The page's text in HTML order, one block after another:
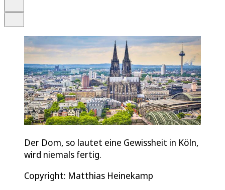
Der Dom, so lautet eine Gewissheit in Köln,
wird niemals fertig.
Copyright: Matthias Heinekamp